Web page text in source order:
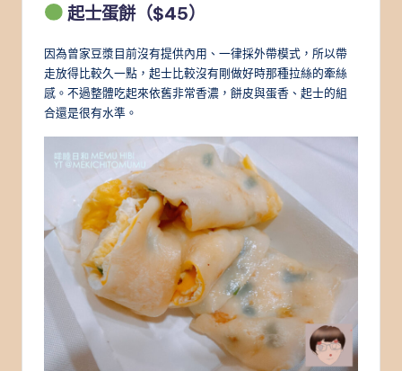
起士蛋餅（$45）
因為曾家豆漿目前沒有提供內用、一律採外帶模式，所以帶
走放得比較久一點，起士比較沒有剛做好時那種拉絲的牽絲
感。不過整體吃起來依舊非常香濃，餅皮與蛋香、起士的組
合還是很有水準。